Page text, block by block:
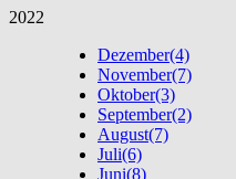
2022
Dezember(4)
November(7)
Oktober(3)
September(2)
August(7)
Juli(6)
Juni(8)